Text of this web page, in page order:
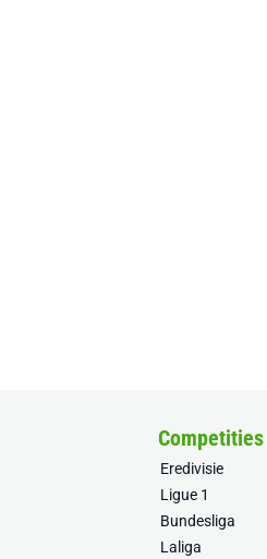
Competities
Eredivisie
Ligue 1
Bundesliga
Laliga